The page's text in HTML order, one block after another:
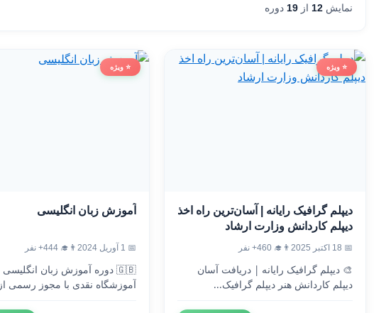
نمایش 12 از 19 دوره
⭐ ویژه
دیپلم گرافیک رایانه | آسان‌ترین راه اخذ
دیپلم کاردانش وزارت ارشاد
📅 18 اکتبر 2025 👨‍🎓 460+ نفر
🎨 دیپلم گرافیک رایانه | دریافت آسان
دیپلم کاردانش هنر دیپلم گرافیک...
⭐ ویژه
آموزش زبان انگلیسی
📅 1 آوریل 2024 👨‍🎓 444+ نفر
🇬🇧 دوره آموزش زبان انگلیسی
آموزشگاه نقدی با مجوز رسمی از